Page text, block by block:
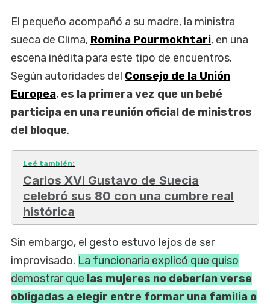
El pequeño acompañó a su madre, la ministra
sueca de Clima, Romina Pourmokhtari, en una
escena inédita para este tipo de encuentros.
Según autoridades del Consejo de la Unión
Europea, es la primera vez que un bebé
participa en una reunión oficial de ministros
del bloque.
Leé también:
Carlos XVI Gustavo de Suecia
celebró sus 80 con una cumbre real
histórica
Sin embargo, el gesto estuvo lejos de ser
improvisado. La funcionaria explicó que quiso
demostrar que las mujeres no deberían verse
obligadas a elegir entre formar una familia o